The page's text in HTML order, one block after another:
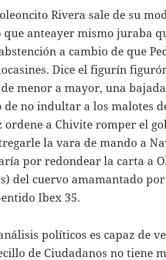
Rivera sale de su
anteayer mismo juraba
a cambio de que
Dice el figurín
menor a mayor, una
no indultar a los malotes
ordene a Chivite romper el
la vara de mando a
por redondear la carta a
del cuervo amamantado
Ibex 35.
políticos es capaz de
de Ciudadanos no tiene